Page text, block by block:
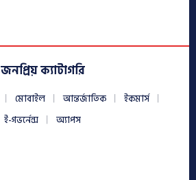
জনপ্রিয় ক্যাটাগরি
মোবাইল আন্তর্জাতিক
ইকমার্স
ই-গভর্নেন্স
অ্যাপস